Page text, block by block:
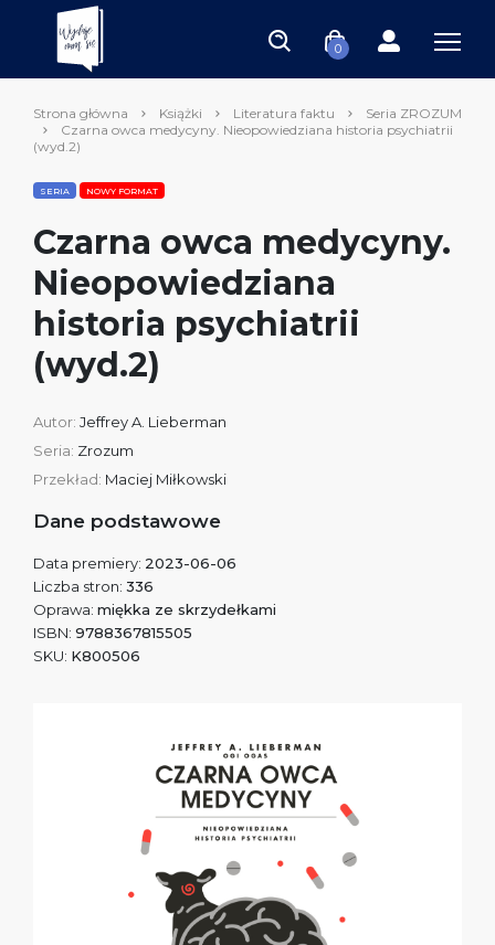
0
Strona główna Książki Literatura faktu
Seria ZROZUM
Czarna owca medycyny. Nieopowiedziana historia psychiatrii
(wyd.2)
SERIA NOWY FORMAT
Czarna owca medycyny.
Nieopowiedziana
historia psychiatrii
(wyd.2)
Autor: Jeffrey A. Lieberman
Seria: Zrozum
Przekład: Maciej Miłkowski
Dane podstawowe
Data premiery: 2023-06-06
Liczba stron: 336
Oprawa: miękka ze skrzydełkami
ISBN: 9788367815505
SKU: K800506